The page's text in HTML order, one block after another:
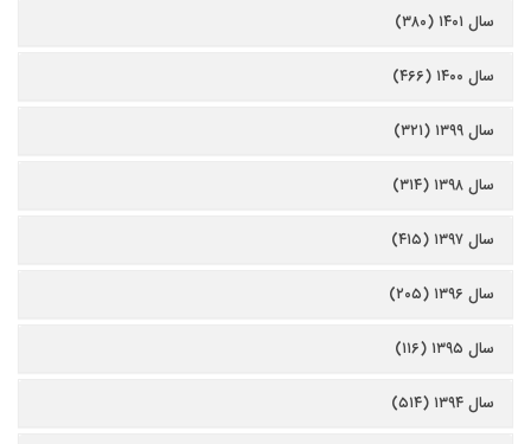
سال ۱۴۰۱ (۳۸۰)
سال ۱۴۰۰ (۴۶۶)
سال ۱۳۹۹ (۳۲۱)
سال ۱۳۹۸ (۳۱۴)
سال ۱۳۹۷ (۴۱۵)
سال ۱۳۹۶ (۲۰۵)
سال ۱۳۹۵ (۱۱۶)
سال ۱۳۹۴ (۵۱۴)